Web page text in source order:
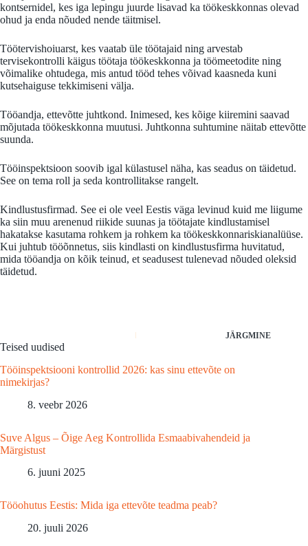
kontsernidel, kes iga lepingu juurde lisavad ka töökeskkonnas olevad
ohud ja enda nõuded nende täitmisel.
Töötervishoiuarst, kes vaatab üle töötajaid ning arvestab
tervisekontrolli käigus töötaja töökeskkonna ja töömeetodite ning
võimalike ohtudega, mis antud tööd tehes võivad kaasneda kuni
kutsehaiguse tekkimiseni välja.
Tööandja, ettevõtte juhtkond. Inimesed, kes kõige kiiremini saavad
mõjutada töökeskkonna muutusi. Juhtkonna suhtumine näitab ettevõtte
suunda.
Tööinspektsioon soovib igal külastusel näha, kas seadus on täidetud.
See on tema roll ja seda kontrollitakse rangelt.
Kindlustusfirmad. See ei ole veel Eestis väga levinud kuid me liigume
ka siin muu arenenud riikide suunas ja töötajate kindlustamisel
hakatakse kasutama rohkem ja rohkem ka töökeskkonnariskianalüüse.
Kui juhtub tööõnnetus, siis kindlasti on kindlustusfirma huvitatud,
mida tööandja on kõik teinud, et seadusest tulenevad nõuded oleksid
täidetud.
JÄRGMINE
Teised uudised
Tööinspektsiooni kontrollid 2026: kas sinu ettevõte on
nimekirjas?
8. veebr 2026
Suve Algus – Õige Aeg Kontrollida Esmaabivahendeid ja
Märgistust
6. juuni 2025
Tööohutus Eestis: Mida iga ettevõte teadma peab?
20. juuli 2026